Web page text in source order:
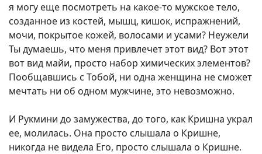
я могу еще посмотреть на какое-то мужское тело,
созданное из костей, мышц, кишок, испражнений,
мочи, покрытое кожей, волосами и усами? Неужели
Ты думаешь, что меня привлечет этот вид? Вот этот
вот вид майи, просто набор химических элементов?
Пообщавшись с Тобой, ни одна женщина не сможет
мечтать ни об одном мужчине, это невозможно.
И Рукмини до замужества, до того, как Кришна украл
ее, молилась. Она просто слышала о Кришне,
никогда не видела Его, просто слышала о Кришне.